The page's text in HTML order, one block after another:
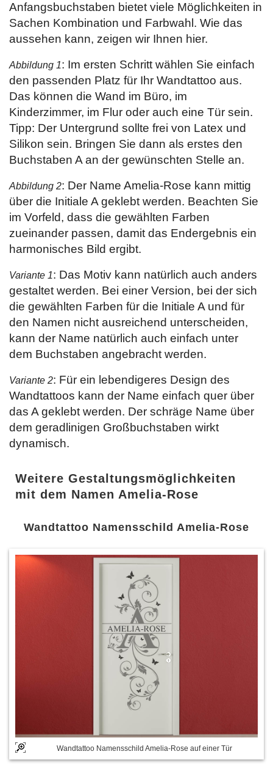
Anfangsbuchstaben bietet viele Möglichkeiten in
Sachen Kombination und Farbwahl. Wie das
aussehen kann, zeigen wir Ihnen hier.
Abbildung 1: Im ersten Schritt wählen Sie einfach
den passenden Platz für Ihr Wandtattoo aus.
Das können die Wand im Büro, im
Kinderzimmer, im Flur oder auch eine Tür sein.
Tipp: Der Untergrund sollte frei von Latex und
Silikon sein. Bringen Sie dann als erstes den
Buchstaben A an der gewünschten Stelle an.
Abbildung 2: Der Name Amelia-Rose kann mittig
über die Initiale A geklebt werden. Beachten Sie
im Vorfeld, dass die gewählten Farben
zueinander passen, damit das Endergebnis ein
harmonisches Bild ergibt.
Variante 1: Das Motiv kann natürlich auch anders
gestaltet werden. Bei einer Version, bei der sich
die gewählten Farben für die Initiale A und für
den Namen nicht ausreichend unterscheiden,
kann der Name natürlich auch einfach unter
dem Buchstaben angebracht werden.
Variante 2: Für ein lebendigeres Design des
Wandtattoos kann der Name einfach quer über
das A geklebt werden. Der schräge Name über
dem geradlinigen Großbuchstaben wirkt
dynamisch.
Weitere Gestaltungsmöglichkeiten
mit dem Namen Amelia-Rose
Wandtattoo Namensschild Amelia-Rose
Wandtattoo Namensschild Amelia-Rose auf einer Tür